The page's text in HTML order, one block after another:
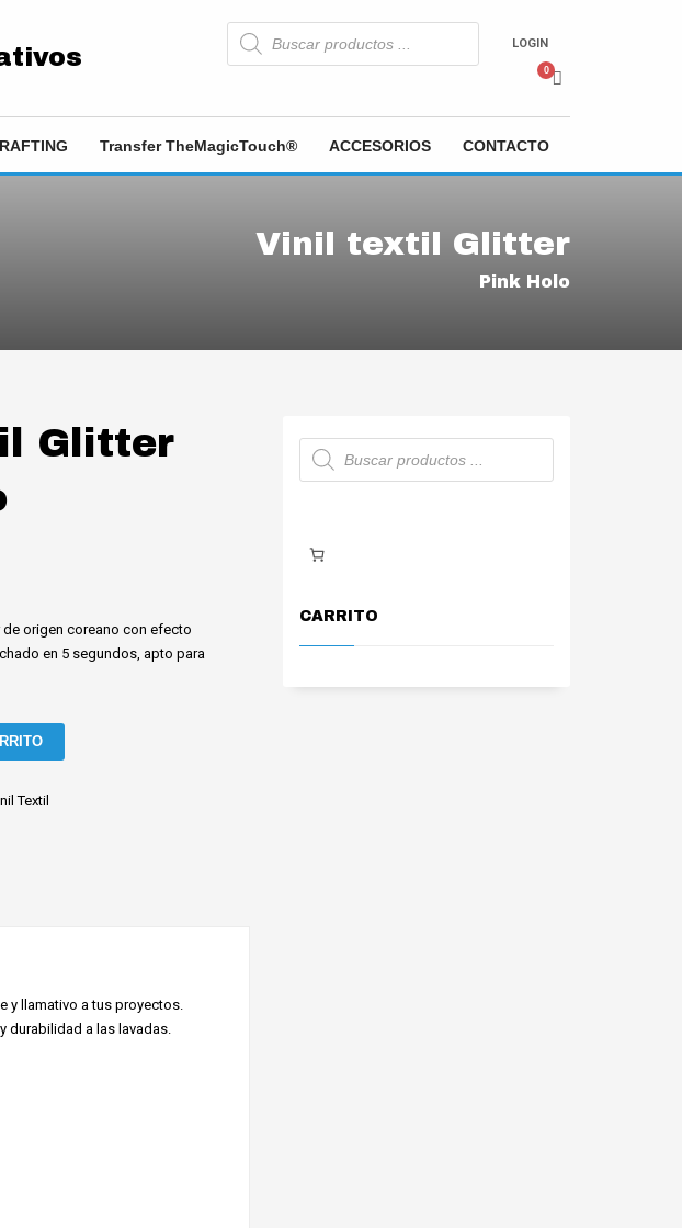
Búsqueda
de
productos
LOGIN
Transfer TheMagicTouch® ACCESORIOS CONTACTO
Vinil textil Glitter
Pink Holo
Glitter
de origen coreano con efecto
en 5 segundos, apto para
Textil
y llamativo a tus proyectos.
durabilidad a las lavadas.
Búsqueda
de
productos
CARRITO